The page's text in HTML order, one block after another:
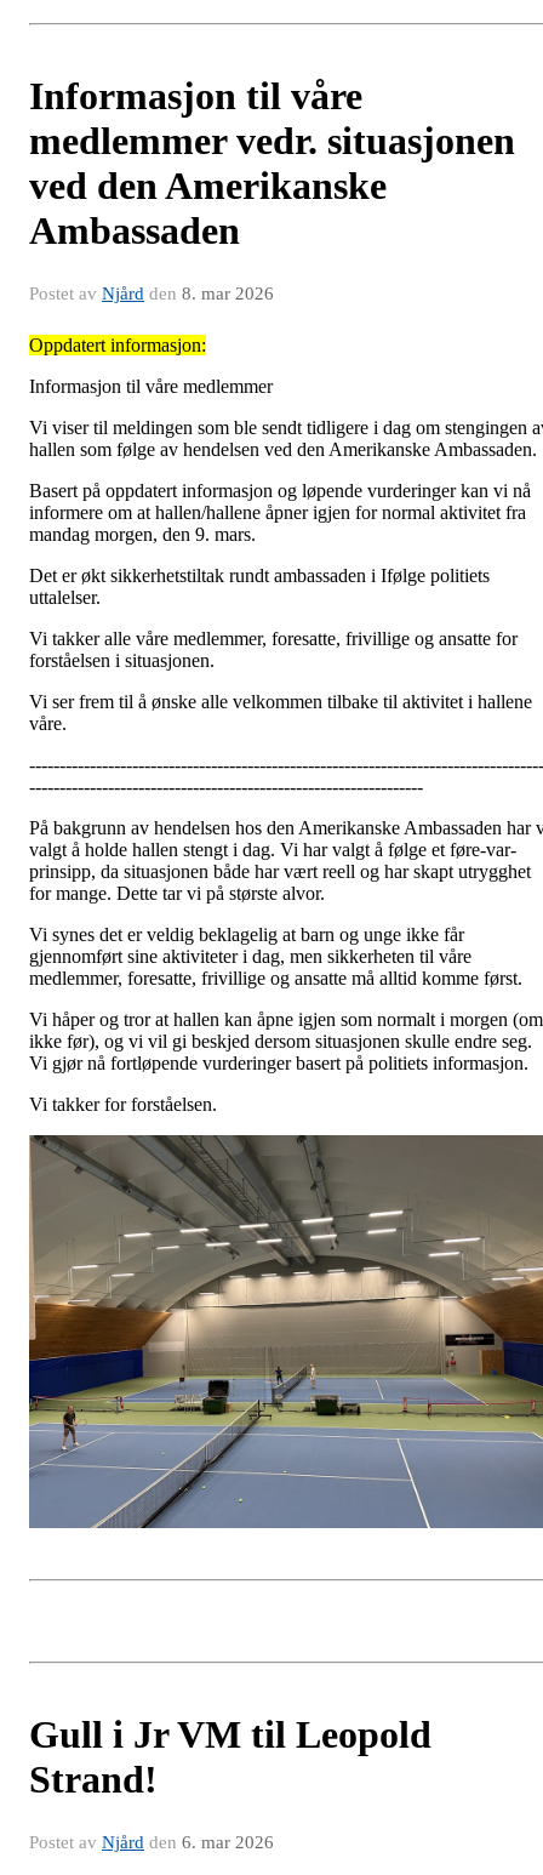
Informasjon til våre
medlemmer vedr. situasjonen
ved den Amerikanske
Ambassaden
Postet av Njård den 8. mar 2026
Oppdatert informasjon:
Informasjon til våre medlemmer
Vi viser til meldingen som ble sendt tidligere i dag om stengingen
hallen som følge av hendelsen ved den Amerikanske Ambassaden.
Basert på oppdatert informasjon og løpende vurderinger kan vi nå
informere om at hallen/hallene åpner igjen for normal aktivitet fra
mandag morgen, den 9. mars.
Det er økt sikkerhetstiltak rundt ambassaden i Ifølge politiets
uttalelser.
Vi takker alle våre medlemmer, foresatte, frivillige og ansatte for
forståelsen i situasjonen.
Vi ser frem til å ønske alle velkommen tilbake til aktivitet i hallene
våre.
-----------------------------------------------------------------
På bakgrunn av hendelsen hos den Amerikanske Ambassaden har
valgt å holde hallen stengt i dag. Vi har valgt å følge et føre-var-
prinsipp, da situasjonen både har vært reell og har skapt utrygghet
for mange. Dette tar vi på største alvor.
Vi synes det er veldig beklagelig at barn og unge ikke får
gjennomført sine aktiviteter i dag, men sikkerheten til våre
medlemmer, foresatte, frivillige og ansatte må alltid komme først.
Vi håper og tror at hallen kan åpne igjen som normalt i morgen (om
ikke før), og vi vil gi beskjed dersom situasjonen skulle endre seg.
Vi gjør nå fortløpende vurderinger basert på politiets informasjon.
Vi takker for forståelsen.
Gull i Jr VM til Leopold
Strand!
Postet av Njård den 6. mar 2026